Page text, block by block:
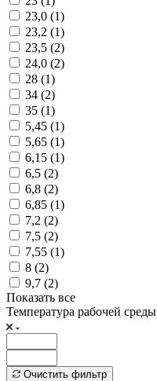
23,0 (1)
23,2 (1)
23,5 (2)
24,0 (2)
28 (1)
34 (2)
35 (1)
5,45 (1)
5,65 (1)
6,15 (1)
6,5 (2)
6,8 (2)
6,85 (1)
7,2 (2)
7,5 (2)
7,55 (1)
8 (2)
9,7 (2)
Показать все
Температура рабочей среды
Очистить фильтр